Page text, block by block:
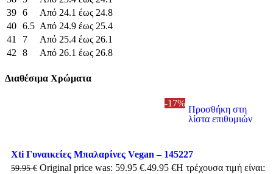
39 6
Από 24.1 έως 24.8
40 6.5 Από 24.9 έως 25.4
41
7
Από 25.4 έως 26.1
42
8 Από 26.1 έως 26.8
Διαθέσιμα Χρώματα
-17%
Προσθήκη στη
λίστα επιθυμιών
Xti Γυναικείες Μπαλαρίνες Vegan – 145227
59.95€ Original price was: 59.95 €.49.95 €Η τρέχουσα τιμή είναι: